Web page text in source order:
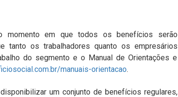
momento em que todos os benefícios serão
tanto os trabalhadores quanto os empresários
do segmento e o Manual de Orientações e
manuais-orientacao.
um conjunto de benefícios regulares,